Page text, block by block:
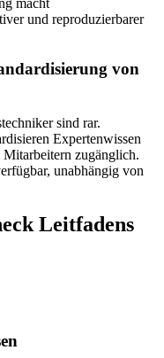
und reproduzierbarer
von
sind rar.
Expertenwissen
Mitarbeitern zugänglich.
unabhängig von
Leitfadens